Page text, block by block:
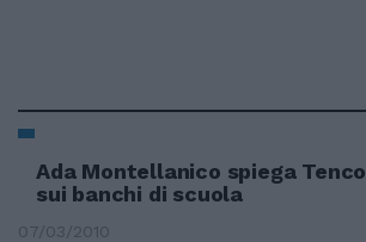
Ada Montellanico spiega Tenco
sui banchi di scuola
07/03/2010